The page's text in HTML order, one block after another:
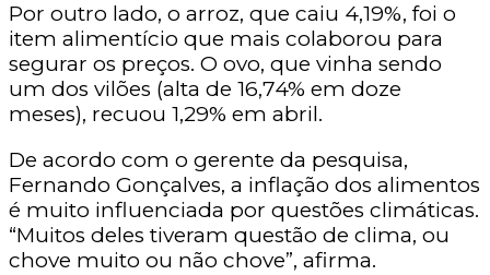
Por outro lado, o arroz, que caiu 4,19%, foi o
item alimentício que mais colaborou para
segurar os preços. O ovo, que vinha sendo
um dos vilões (alta de 16,74% em doze
meses), recuou 1,29% em abril.
De acordo com o gerente da pesquisa,
Fernando Gonçalves, a inflação dos alimentos
é muito influenciada por questões climáticas.
“Muitos deles tiveram questão de clima, ou
chove muito ou não chove”, afirma.